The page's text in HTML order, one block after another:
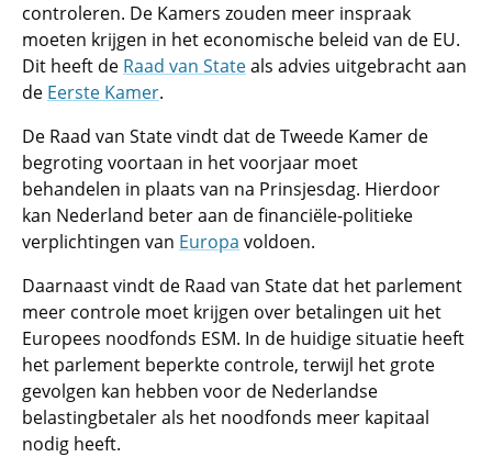
controleren. De Kamers zouden meer inspraak
moeten krijgen in het economische beleid van de EU.
Dit heeft de Raad van Stateals advies uitgebracht aan
de Eerste Kamer.
De Raad van State vindt dat de Tweede Kamer de
begroting voortaan in het voorjaar moet
behandelen in plaats van na Prinsjesdag. Hierdoor
kan Nederland beter aan de financiële-politieke
verplichtingen van Europa voldoen.
Daarnaast vindt de Raad van State dat het parlement
meer controle moet krijgen over betalingen uit het
Europees noodfonds ESM. In de huidige situatie heeft
het parlement beperkte controle, terwijl het grote
gevolgen kan hebben voor de Nederlandse
belastingbetaler als het noodfonds meer kapitaal
nodig heeft.